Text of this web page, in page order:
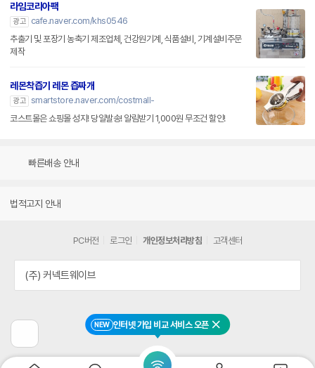
NEW 인터넷 가입 비교 서비스 오픈 닫기
라임코리아팩
광고
cafe.naver.com/khs0546
추출기 및 포장기 농축기 제조업체, 건강원기계, 식품설비, 기계설비주문
제작
레몬착즙기 레몬 즙짜개
광고 smartstore.naver.com/costmall-
코스트몰은 쇼핑몰 성지! 당일발송! 알림받기 1,000원 무조건 할인!
빠른배송 안내
법적고지 안내
전
페
PC버전 로그인 개인정보처리방침 고객센터
(주) 커넥트웨이브